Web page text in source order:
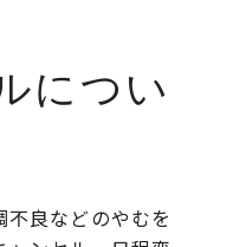
につい
不良などのやむを